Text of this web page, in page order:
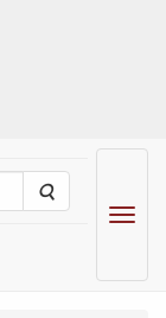
Zoeken
Menu